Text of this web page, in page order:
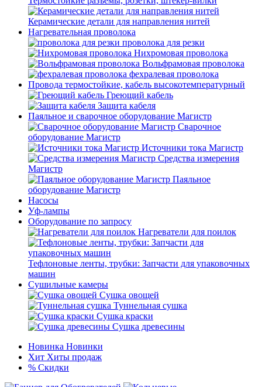
Керамические детали для направления нитей
Нагревательная проволока
проволока для резки
Нихромовая проволока
Вольфрамовая проволока
фехралевая проволока
Провода термостойкие, кабель высокотемпературный
Греющий кабель
Защита кабеля
Паяльное и сварочное оборудование Магистр
Сварочное
оборудование Магистр
Источники тока Магистр
Средства измерения
Магистр
Паяльное
оборудование Магистр
Насосы
Уф-лампы
Оборудование по запросу
Нагреватели для поилок
Тефлоновые ленты, трубки: Запчасти для упаковочных
машин
Сушильные камеры
Сушка овощей
Туннельная сушка
Сушка краски
Сушка древесины
Новинка Новинки
Хит Хиты продаж
% Скидки